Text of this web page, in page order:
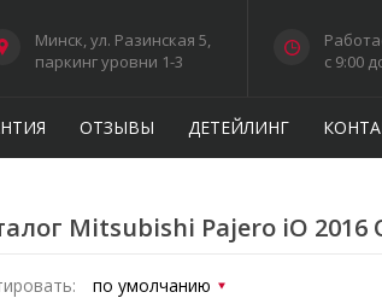
Минск, ул. Разинская 5,
паркинг уровни 1-3
c 9:00
ОТЗЫВЫ ДЕТЕЙЛИНГ
Mitsubishi Pajero iO